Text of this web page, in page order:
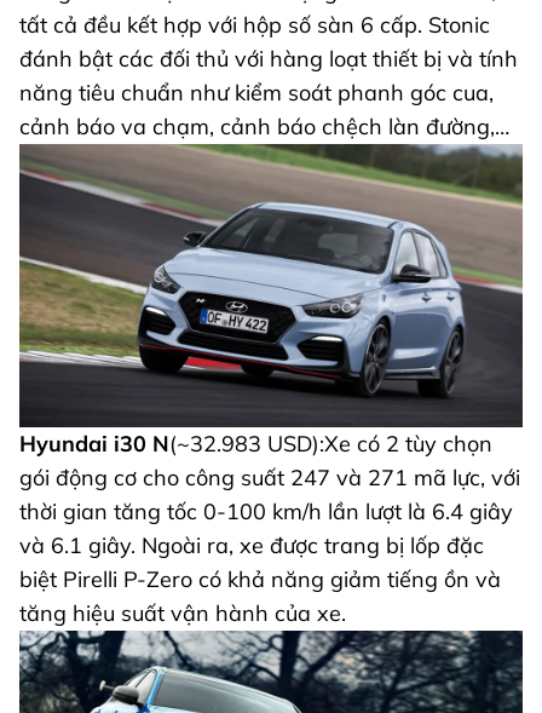
tất cả đều kết hợp với hộp số sàn 6 cấp. Stonic
đánh bật các đối thủ với hàng loạt thiết bị và tính
năng tiêu chuẩn như kiểm soát phanh góc cua,
cảnh báo va chạm, cảnh báo chệch làn đường,…
Hyundai i30 N(~32.983 USD):Xe có 2 tùy chọn
gói động cơ cho công suất 247 và 271 mã lực, với
thời gian tăng tốc 0-100 km/h lần lượt là 6.4 giây
và 6.1 giây. Ngoài ra, xe được trang bị lốp đặc
biệt Pirelli P-Zero có khả năng giảm tiếng ồn và
tăng hiệu suất vận hành của xe.